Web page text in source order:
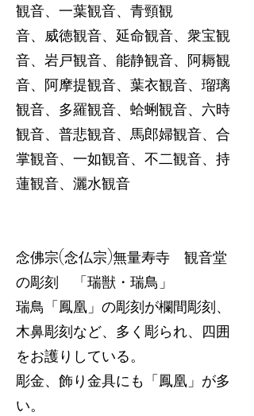
観音、一葉観音、青頸観
音、威徳観音、延命観音、衆宝観
音、岩戸観音、能静観音、阿耨観
音、阿摩提観音、葉衣観音、瑠璃
観音、多羅観音、蛤蜊観音、六時
観音、普悲観音、馬郎婦観音、合
掌観音、一如観音、不二観音、持
蓮観音、灑水観音
念佛宗(念仏宗)無量寿寺 観音堂
の彫刻 「瑞獣・瑞鳥」
瑞鳥「鳳凰」の彫刻が欄間彫刻、
木鼻彫刻など、多く彫られ、四囲
をお護りしている。
彫金、飾り金具にも「鳳凰」が多
い。